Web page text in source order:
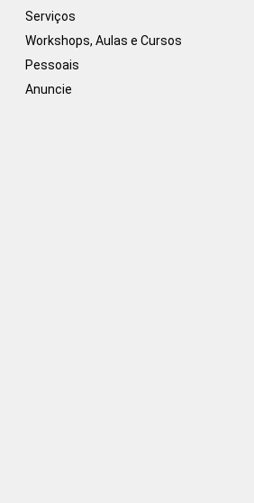
Serviços
Workshops, Aulas e Cursos
Pessoais
Anuncie